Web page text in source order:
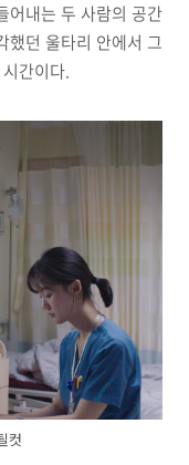
어내는 두 사람의 공간
했던 울타리 안에서 그
간이다.
컷